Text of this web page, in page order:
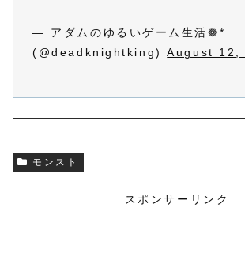
— アダムのゆるいゲーム生活❁*.
(@deadknightking)August 12,
モンスト
スポンサーリンク